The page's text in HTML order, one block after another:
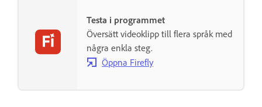
Testa i programmet
Översätt videoklipp till flera språk med
några enkla steg.
Öppna Firefly